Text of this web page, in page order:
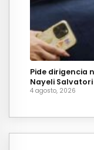
Pide dirigencia
Nayeli
4 agosto, 2026